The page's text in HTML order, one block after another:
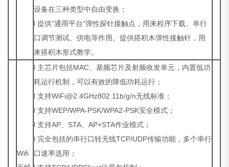
设备在三种类型中自由变换；
l 提供"通用平台"弹性探针接触点，用来程序下载、串行
口调节测试、供电等作用。提供搭积木弹性接触针，用
来搭积木形式教学。
Wifi
l 主芯片包括MAC、基频芯片及射频收发单元，内置低功
耗运行机制，可以有效的降低功耗运行；
l 支持WiFi@2.4GHz802.11b/g/n无线标准；
l 支持WEP/WPA-PSK/WPA2-PSK安全模式；
l 支持AP、STA、AP+STA作业模式；
l 完全包括的串行口转无线TCP/UDP传输功能，多个串行
口速率选用；